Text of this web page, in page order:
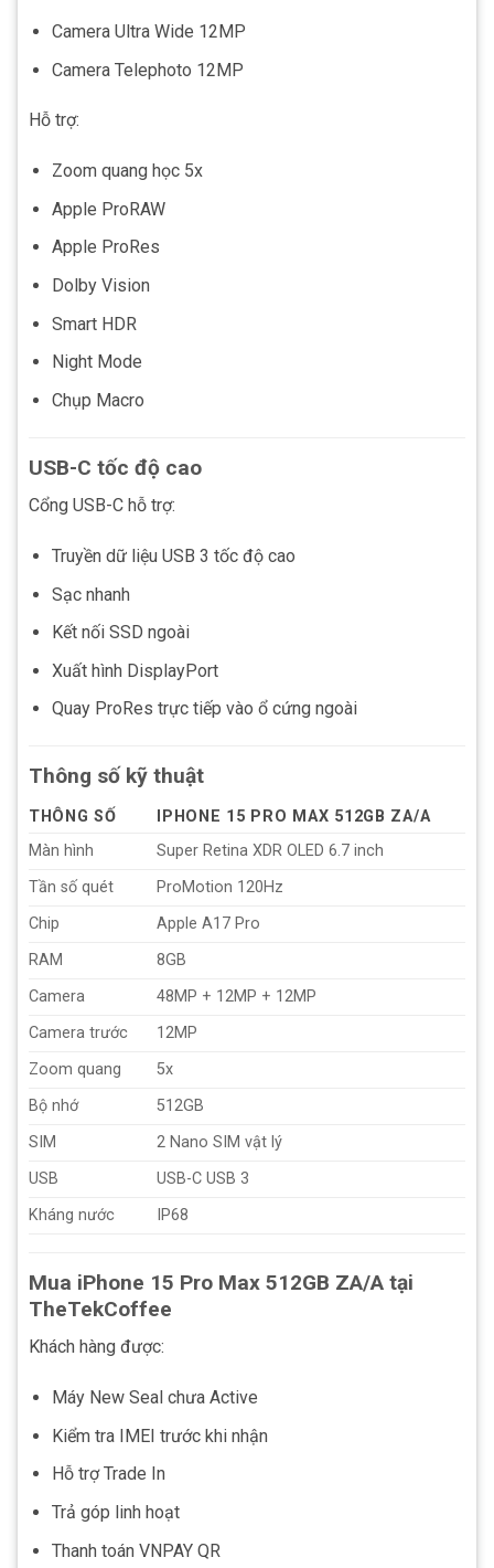
Camera Ultra Wide 12MP
Camera Telephoto 12MP
Hỗ trợ:
Zoom quang học 5x
Apple ProRAW
Apple ProRes
Dolby Vision
Smart HDR
Night Mode
Chụp Macro
USB-C tốc độ cao
Cổng USB-C hỗ trợ:
Truyền dữ liệu USB 3 tốc độ cao
Sạc nhanh
Kết nối SSD ngoài
Xuất hình DisplayPort
Quay ProRes trực tiếp vào ổ cứng ngoài
Thông số kỹ thuật
THÔNG SỐ
IPHONE 15 PRO MAX 512GB ZA/A
Màn hình
Super Retina XDR OLED 6.7 inch
Tần số quét
ProMotion 120Hz
Chip
Apple A17 Pro
RAM
8GB
Camera
48MP + 12MP + 12MP
Camera trước
12MP
Zoom quang
5x
Bộ nhớ
512GB
SIM
2 Nano SIM vật lý
USB
USB-C USB 3
Kháng nước
IP68
Mua iPhone 15 Pro Max 512GB ZA/A tại
TheTekCoffee
Khách hàng được:
Máy New Seal chưa Active
Kiểm tra IMEI trước khi nhận
Hỗ trợ Trade In
Trả góp linh hoạt
Thanh toán VNPAY QR